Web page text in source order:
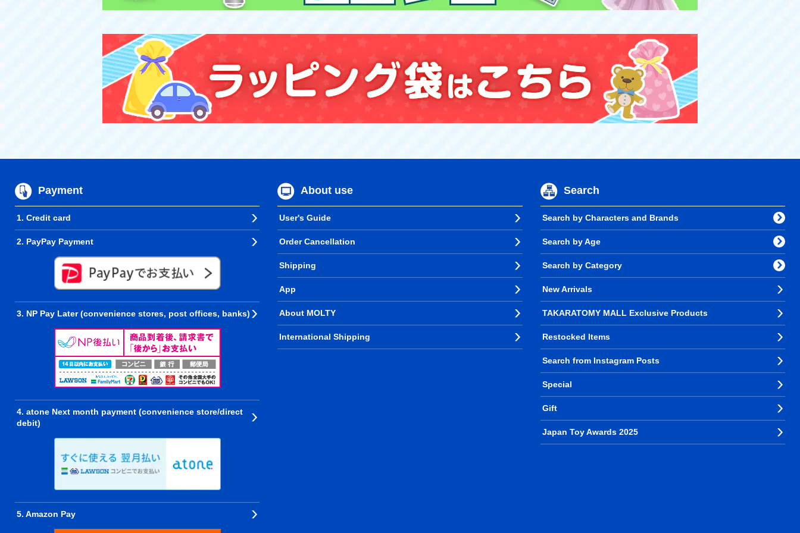
Payment
1. Credit card
2. PayPay Payment
3. NP Pay Later (convenience stores, post offices, banks)
4. atone Next month payment (convenience store/direct
debit)
5. Amazon Pay
About use
User's Guide
Order Cancellation
Shipping
App
About MOLTY
International Shipping
Search
Search by Characters and Brands
Search by Age
Search by Category
New Arrivals
TAKARATOMY MALL Exclusive Products
Restocked Items
Search from Instagram Posts
Special
Gift
Japan Toy Awards 2025